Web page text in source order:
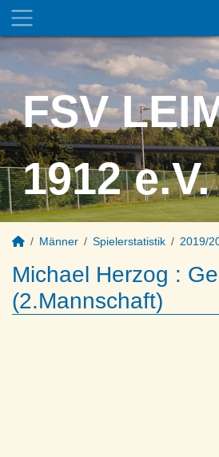
FSV
1912
Männer Spielerstatistik 2019/
Michael Herzog :
(2.Mannschaft)